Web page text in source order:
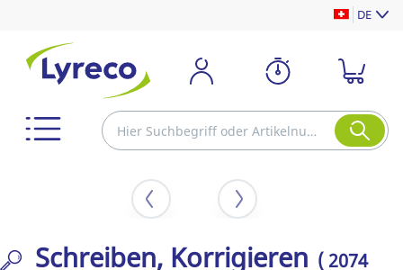
DE
Schreiben, Korrigieren ( 2074